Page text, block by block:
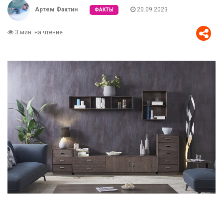
Артем Фактин ФАКТЫ 20.09.2023
3 мин. на чтение